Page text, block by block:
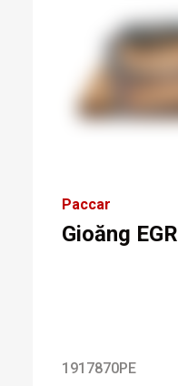
Paccar
Gioăng EGR
1917870PE